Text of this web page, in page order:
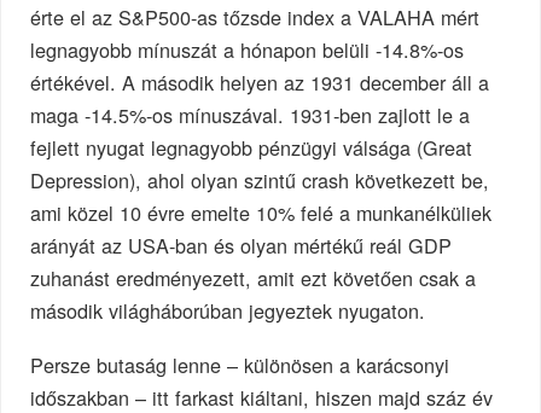
érte el az S&P500-as tőzsde index a VALAHA mért
legnagyobb mínuszát a hónapon belüli -14.8%-os
értékével. A második helyen az 1931 december áll a
maga -14.5%-os mínuszával. 1931-ben zajlott le a
fejlett nyugat legnagyobb pénzügyi válsága (Great
Depression), ahol olyan szintű crash következett be,
ami közel 10 évre emelte 10% felé a munkanélküliek
arányát az USA-ban és olyan mértékű reál GDP
zuhanást eredményezett, amit ezt követően csak a
második világháborúban jegyeztek nyugaton.
Persze butaság lenne – különösen a karácsonyi
időszakban – itt farkast kiáltani, hiszen majd száz év